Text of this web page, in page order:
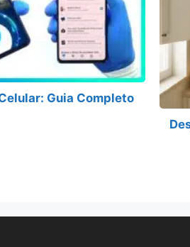
Guia Completo